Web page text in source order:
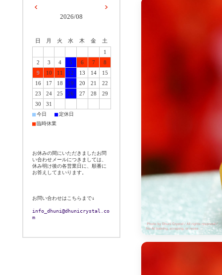
2026/08
日 月 火 水 木 金
土
1
2
3 4 5 6 7
8
9
10 11 12 13 14
15
16
17 18 19 20 21
22
23
24 25 26 27 28
29
30
31
■今日 ■定休日
■ 臨時休業
お休みの間にいただきましたお問
い合わせメールにつきましては、
休み明け後の各営業日に、順番に
お答えしてまいります。
お問い合わせはこちらまで↓
info_dhuni@dhunicrystal.co
m